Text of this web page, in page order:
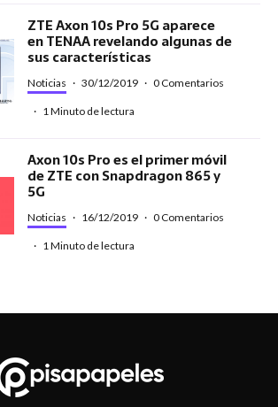
ZTE Axon 10s Pro 5G aparece
en TENAA revelando algunas de
sus características
Noticias · 30/12/2019 · 0 Comentarios
· 1 Minuto de lectura
Axon 10s Pro es el primer móvil
de ZTE con Snapdragon 865 y
5G
Noticias · 16/12/2019 · 0 Comentarios
· 1 Minuto de lectura